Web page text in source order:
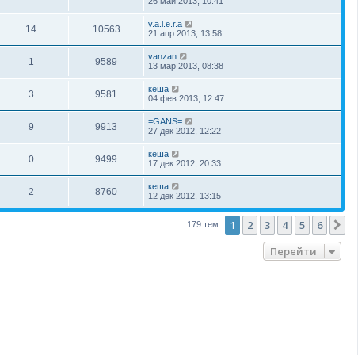
14 10563
v.a.l.e.r.a
21 апр 2013, 13:58
1 9589
vanzan
13 мар 2013, 08:38
3 9581
кеша
04 фев 2013, 12:47
9 9913
=GANS=
27 дек 2012, 12:22
0 9499
кеша
17 дек 2012, 20:33
2 8760
кеша
12 дек 2012, 13:15
179 тем 1 2 3 4 5 6
Перейти